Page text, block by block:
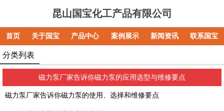
昆山国宝化工产品有限公司
首页 关于国宝 产品中心 案例展示 新闻资讯 联系国宝
分类列表
磁力泵厂家告诉你磁力泵的应用选型与维修要点
磁力泵厂家告诉你磁力泵的使用、选择和维修要点